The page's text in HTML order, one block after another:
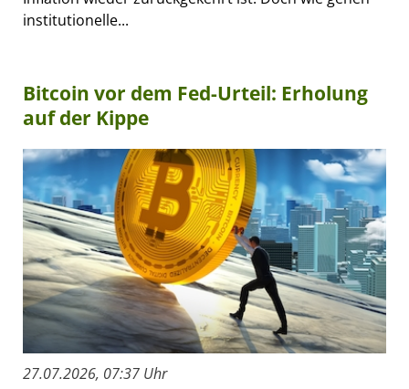
institutionelle...
Bitcoin vor dem Fed-Urteil: Erholung
auf der Kippe
27.07.2026, 07:37 Uhr